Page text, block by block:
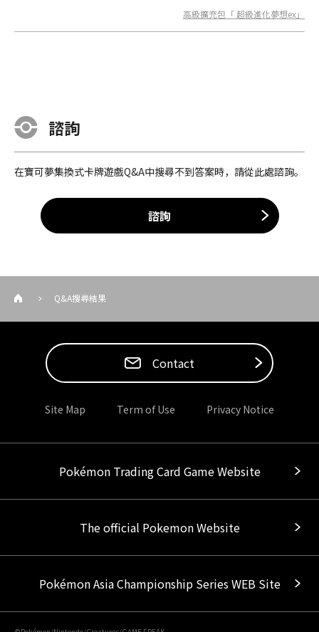
高級擴充包「 超級進化夢想ex」
諮詢
在寶可夢集換式卡牌遊戲Q&A中搜尋不到答案時，請從此處諮詢。
諮詢
Q&A搜尋結果
Contact
Site Map Term of Use Privacy Notice
Pokémon Trading Card Game Website
The official Pokemon Website
Pokémon Asia Championship Series WEB Site